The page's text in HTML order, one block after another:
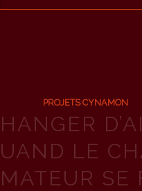
PROJETS CYNAMON
LE
SE